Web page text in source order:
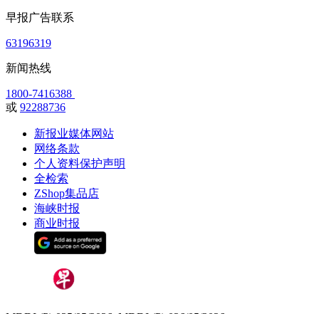
早报广告联系
63196319
新闻热线
1800-7416388
或 92288736
新报业媒体网站
网络条款
个人资料保护声明
全检索
ZShop集品店
海峡时报
商业时报